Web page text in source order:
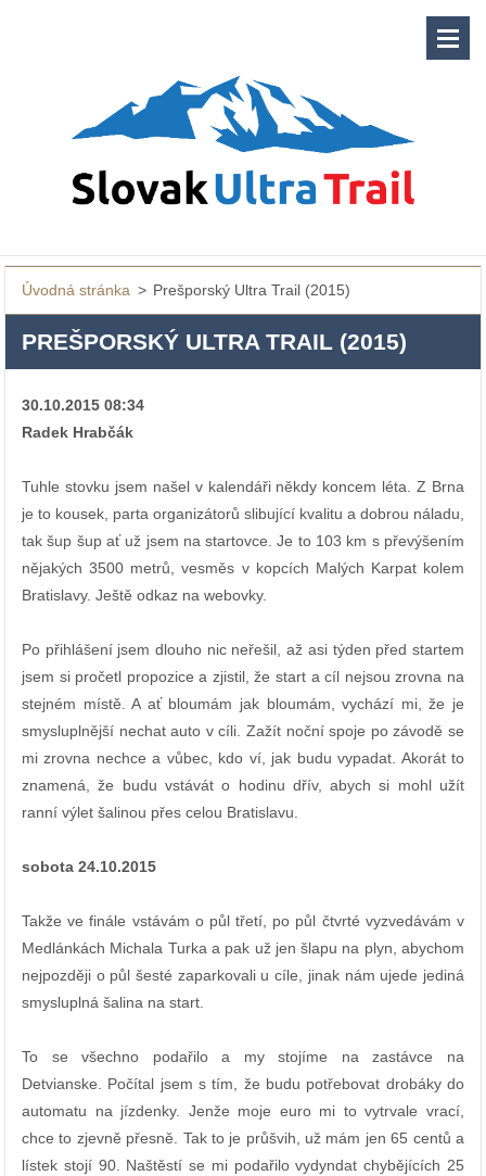
Úvodná stránka > Prešporský Ultra Trail (2015)
PREŠPORSKÝ ULTRA TRAIL (2015)
30.10.2015 08:34
Radek Hrabčák
Tuhle stovku jsem našel v kalendáři někdy koncem léta. Z Brna
je to kousek, parta organizátorů slibující kvalitu a dobrou náladu,
tak šup šup ať už jsem na startovce. Je to 103 km s převýšením
nějakých 3500 metrů, vesměs v kopcích Malých Karpat kolem
Bratislavy. Ještě odkaz na webovky.
Po přihlášení jsem dlouho nic neřešil, až asi týden před startem
jsem si pročetl propozice a zjistil, že start a cíl nejsou zrovna na
stejném místě. A ať bloumám jak bloumám, vychází mi, že je
smysluplnější nechat auto v cíli. Zažít noční spoje po závodě se
mi zrovna nechce a vůbec, kdo ví, jak budu vypadat. Akorát to
znamená, že budu vstávát o hodinu dřív, abych si mohl užít
ranní výlet šalinou přes celou Bratislavu.
sobota 24.10.2015
Takže ve finále vstávám o půl třetí, po půl čtvrté vyzvedávám v
Medlánkách Michala Turka a pak už jen šlapu na plyn, abychom
nejpozději o půl šesté zaparkovali u cíle, jinak nám ujede jediná
smysluplná šalina na start.
To se všechno podařilo a my stojíme na zastávce na
Detvianske. Počítal jsem s tím, že budu potřebovat drobáky do
automatu na jízdenky. Jenže moje euro mi to vytrvale vrací,
chce to zjevně přesně. Tak to je průšvih, už mám jen 65 centů a
lístek stojí 90. Naštěstí se mi podařilo vydyndat chybějících 25